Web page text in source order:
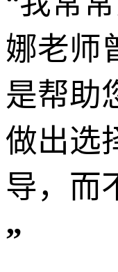
娜老师
是帮助
做出选
导，而
”